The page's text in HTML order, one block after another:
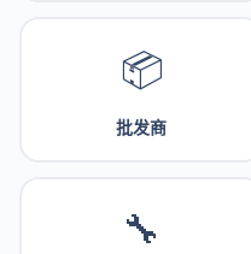
📦
批发商
🔧